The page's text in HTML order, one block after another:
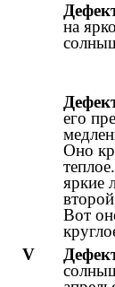
на
его
Оно
яркие
Вот
V